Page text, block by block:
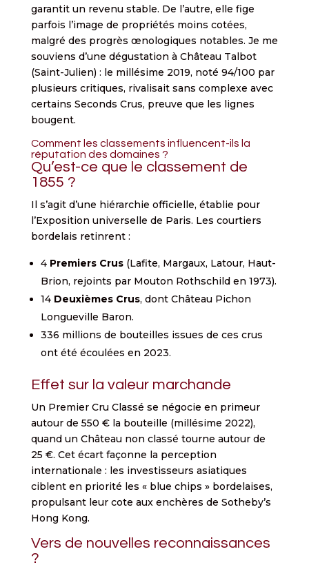
garantit un revenu stable. De l’autre, elle fige
parfois l’image de propriétés moins cotées,
malgré des progrès œnologiques notables. Je me
souviens d’une dégustation à Château Talbot
(Saint-Julien) : le millésime 2019, noté 94/100 par
plusieurs critiques, rivalisait sans complexe avec
certains Seconds Crus, preuve que les lignes
bougent.
Comment les classements influencent-ils la
réputation des domaines ?
Qu’est-ce que le classement de
1855 ?
Il s’agit d’une hiérarchie officielle, établie pour
l’Exposition universelle de Paris. Les courtiers
bordelais retinrent :
4 Premiers Crus(Lafite, Margaux, Latour, Haut-
Brion, rejoints par Mouton Rothschild en 1973).
14 Deuxièmes Crus, dont Château Pichon
Longueville Baron.
336 millions de bouteilles issues de ces crus
ont été écoulées en 2023.
Effet sur la valeur marchande
Un Premier Cru Classé se négocie en primeur
autour de 550 € la bouteille (millésime 2022),
quand un Château non classé tourne autour de
25 €. Cet écart façonne la perception
internationale : les investisseurs asiatiques
ciblent en priorité les « blue chips » bordelaises,
propulsant leur cote aux enchères de Sotheby’s
Hong Kong.
Vers de nouvelles reconnaissances
?